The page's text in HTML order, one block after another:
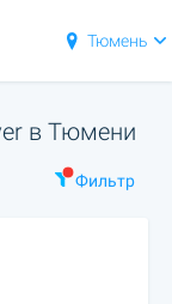
Тюмень
в Тюмени
Фильтр